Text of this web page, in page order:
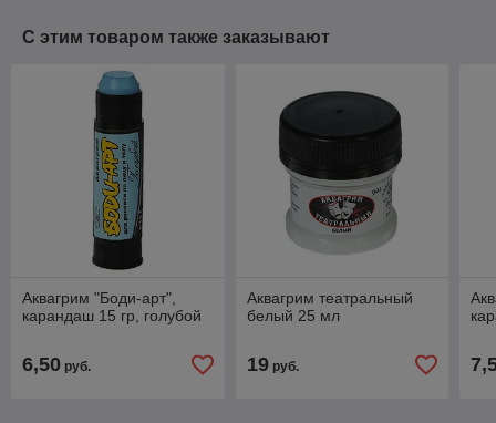
С этим товаром также заказывают
Аквагрим "Боди-арт",
карандаш 15 гр, голубой
6,50 руб.
Аквагрим театральный
белый 25 мл
19руб.